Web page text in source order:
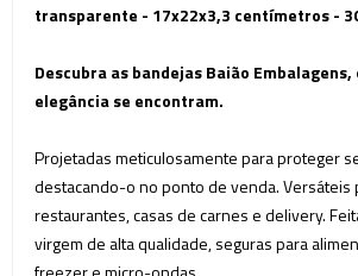
transparente - 17x22x3,3 centímetros -
Descubra as bandejas Baião Embalagens,
elegância se encontram.
Projetadas meticulosamente para proteger
destacando-o no ponto de venda. Versáteis
restaurantes, casas de carnes e delivery.
virgem de alta qualidade, seguras para